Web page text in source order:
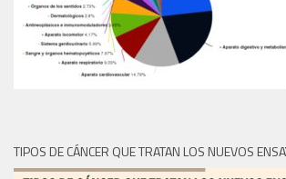
TIPOS DE CÁNCER QUE TRATAN LOS NUEVOS